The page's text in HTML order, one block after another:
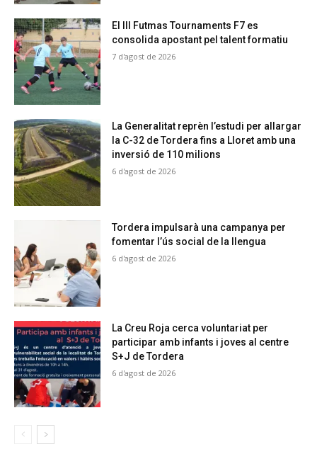
El III Futmas Tournaments F7 es
consolida apostant pel talent formatiu
7 d'agost de 2026
La Generalitat reprèn l’estudi per allargar
la C-32 de Tordera fins a Lloret amb una
inversió de 110 milions
6 d'agost de 2026
Tordera impulsarà una campanya per
fomentar l’ús social de la llengua
6 d'agost de 2026
La Creu Roja cerca voluntariat per
participar amb infants i joves al centre
S+J de Tordera
6 d'agost de 2026